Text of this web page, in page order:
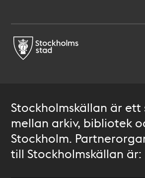
Stockholmskällan är
mellan arkiv, bibliotek
Stockholm.
till Stockholmskällan är: